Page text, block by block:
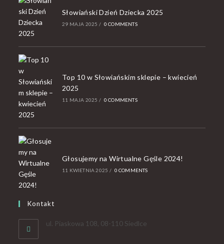
Słowiański Dzień Dziecka 2025
29 MAJA 2025 / 0 COMMENTS
Top 10 w Słowiańskim sklepie – kwiecień
2025
11 MAJA 2025 / 0 COMMENTS
Głosujemy na Wirtualne Gęśle 2024!
11 KWIETNIA 2025 / 0 COMMENTS
Kontakt
ul. Piaskowa 108, 08-110 Siedlce